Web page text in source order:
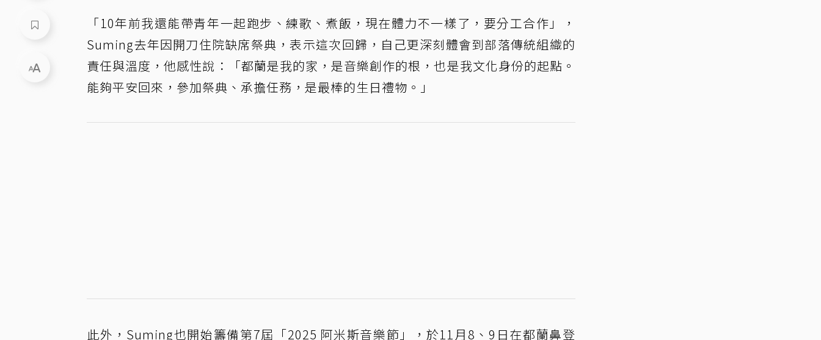
「10年前我還能帶青年一起跑步、練歌、煮飯，現在體力不一樣了，要分工合作」，
Suming去年因開刀住院缺席祭典，表示這次回歸，自己更深刻體會到部落傳統組織的
責任與溫度，他感性說：「都蘭是我的家，是音樂創作的根，也是我文化身份的起點。
能夠平安回來，參加祭典、承擔任務，是最棒的生日禮物。」
此外，Suming也開始籌備第7屆「2025 阿米斯音樂節」，於11月8、9日在都蘭鼻登